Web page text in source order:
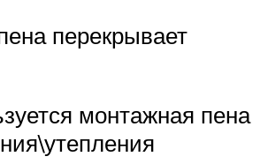
перекрывает
монтажная пена